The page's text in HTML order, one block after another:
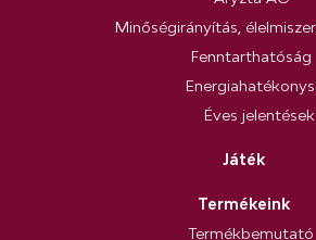
Minőségirányítás,
Fenntarthatóság
Éves jelentések
Játék
Termékeink
Termékbemutató